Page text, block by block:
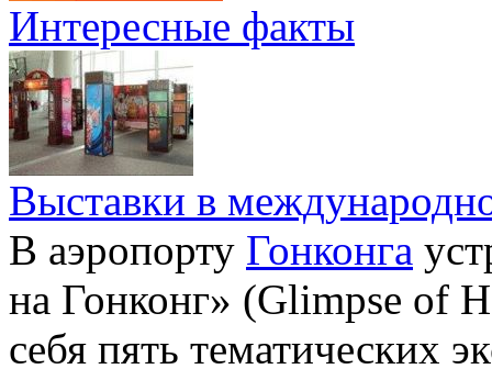
Интересные факты
Выставки в
В аэропорту Гонконга
на Гонконг» (Glimpse of
себя пять тематических